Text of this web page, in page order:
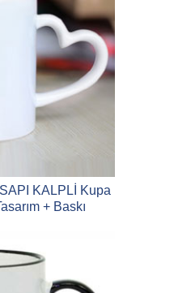
KALPLİ Kupa
+ Baskı